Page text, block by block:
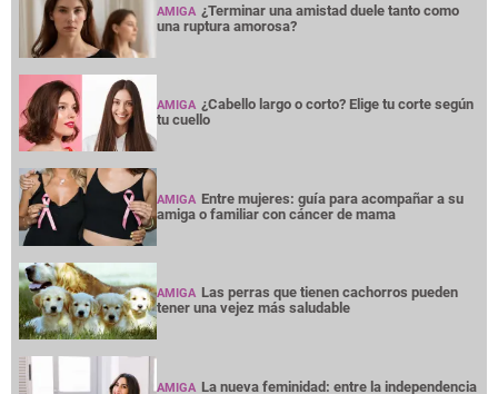
AMIGA ¿Terminar una amistad duele tanto como
una ruptura amorosa?
AMIGA ¿Cabello largo o corto? Elige tu corte según
tu cuello
AMIGA Entre mujeres: guía para acompañar a su
amiga o familiar con cáncer de mama
AMIGA Las perras que tienen cachorros pueden
tener una vejez más saludable
AMIGA La nueva feminidad: entre la independencia